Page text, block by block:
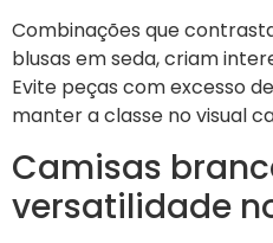
Combinações que
blusas em seda, criam
Evite peças com excesso
manter a classe no visual
Camisas
versatilidade